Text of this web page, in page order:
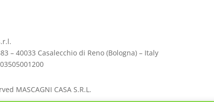
– 40033 Casalecchio di Reno (Bologna) – Italy
MASCAGNI CASA S.R.L.